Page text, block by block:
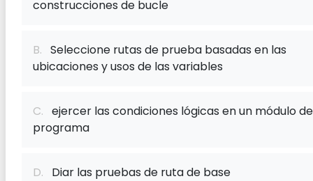
construcciones de bucle
B. Seleccione rutas de prueba basadas en las
ubicaciones y usos de las variables
C. ejercer las condiciones lógicas en un módulo de
programa
D. Diar las pruebas de ruta de base